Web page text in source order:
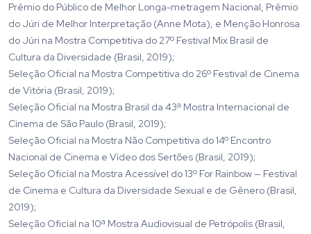
Prêmio do Público de Melhor Longa-metragem Nacional, Prêmio
do Júri de Melhor Interpretação (Anne Mota), e Menção Honrosa
do Júri na Mostra Competitiva do 27º Festival Mix Brasil de
Cultura da Diversidade (Brasil, 2019);
Seleção Oficial na Mostra Competitiva do 26º Festival de Cinema
de Vitória (Brasil, 2019);
Seleção Oficial na Mostra Brasil da 43ª Mostra Internacional de
Cinema de São Paulo (Brasil, 2019);
Seleção Oficial na Mostra Não Competitiva do 14º Encontro
Nacional de Cinema e Vídeo dos Sertões (Brasil, 2019);
Seleção Oficial na Mostra Acessível do 13º For Rainbow — Festival
de Cinema e Cultura da Diversidade Sexual e de Gênero (Brasil,
2019);
Seleção Oficial na 10ª Mostra Audiovisual de Petrópolis (Brasil,